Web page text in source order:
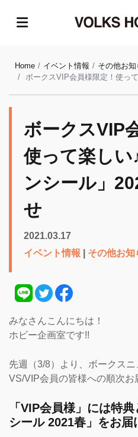
Home イベント情報
その他お知
ボークスVIP会員様限定！使って楽しい♪「
ボークスVIP
使って楽しい
ンシール」
せ
2021.03.17
イベント情報
その他お知
みなさんこんにちは！
ホビー企画室です!!
先週（3/8）より、ボークスニ
VS/VIP会員の皆様への順次お
「VIP会員様」には特
シール 2021春」をお届